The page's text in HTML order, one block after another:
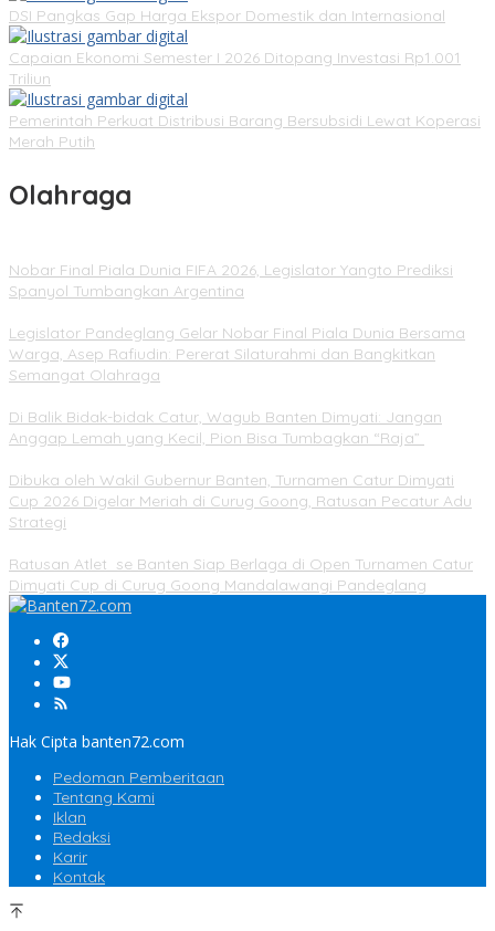
DSI Pangkas Gap Harga Ekspor Domestik dan Internasional
Capaian Ekonomi Semester I 2026 Ditopang Investasi Rp1.001
Triliun
Pemerintah Perkuat Distribusi Barang Bersubsidi Lewat Koperasi
Merah Putih
Olahraga
Nobar Final Piala Dunia FIFA 2026, Legislator Yangto Prediksi
Spanyol Tumbangkan Argentina
Legislator Pandeglang Gelar Nobar Final Piala Dunia Bersama
Warga, Asep Rafiudin: Pererat Silaturahmi dan Bangkitkan
Semangat Olahraga
Di Balik Bidak-bidak Catur, Wagub Banten Dimyati: Jangan
Anggap Lemah yang Kecil, Pion Bisa Tumbagkan “Raja”
Dibuka oleh Wakil Gubernur Banten, Turnamen Catur Dimyati
Cup 2026 Digelar Meriah di Curug Goong, Ratusan Pecatur Adu
Strategi
Ratusan Atlet se Banten Siap Berlaga di Open Turnamen Catur
Dimyati Cup di Curug Goong Mandalawangi Pandeglang
Hak Cipta banten72.com
Pedoman Pemberitaan
Tentang Kami
Iklan
Redaksi
Karir
Kontak